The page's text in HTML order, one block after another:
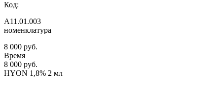
Код:
А11.01.003
номенклатура
8 000 руб.
Время
8 000 руб.
HYON 1,8% 2 мл